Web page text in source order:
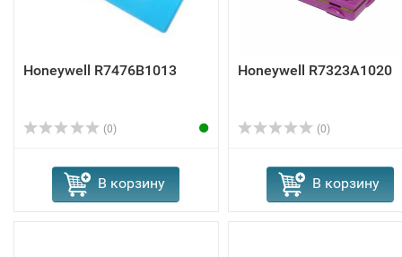
Honeywell R7476B1013
(0)
В корзину
Honeywell R7323A1020
(0)
В корзину